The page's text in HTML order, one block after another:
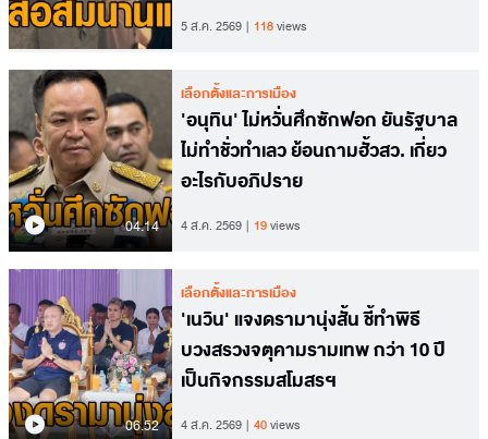
5 ส.ค. 2569 118views
04.14
เลือกตั้งและการเมือง
'อนุทิน' ไม่หวั่นศึกซักฟอก ยันรัฐบาล
ไม่ทำชั่วทำเลว ย้อนถามฮั้วสว. เกี่ยว
อะไรกับอภิปราย
4 ส.ค. 2569 19views
06.52
เลือกตั้งและการเมือง
'เนวิน' แจงดรามานุ่งสั้น ชี้ทำพิธี
บวงสรวงจตุคามรามเทพ กว่า 10 ปี
เป็นกิจกรรมสโมสรฯ
4 ส.ค. 2569 40views